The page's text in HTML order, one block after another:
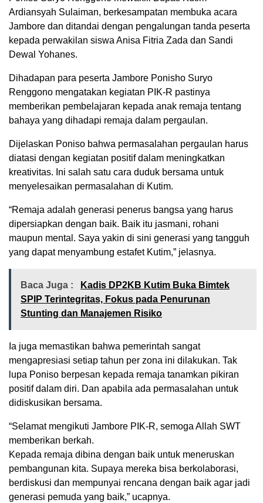
Ardiansyah Sulaiman, berkesampatan membuka acara
Jambore dan ditandai dengan pengalungan tanda peserta
kepada perwakilan siswa Anisa Fitria Zada dan Sandi
Dewal Yohanes.
Dihadapan para peserta Jambore Ponisho Suryo
Renggono mengatakan kegiatan PIK-R pastinya
memberikan pembelajaran kepada anak remaja tentang
bahaya yang dihadapi remaja dalam pergaulan.
Dijelaskan Poniso bahwa permasalahan pergaulan harus
diatasi dengan kegiatan positif dalam meningkatkan
kreativitas. Ini salah satu cara duduk bersama untuk
menyelesaikan permasalahan di Kutim.
“Remaja adalah generasi penerus bangsa yang harus
dipersiapkan dengan baik. Baik itu jasmani, rohani
maupun mental. Saya yakin di sini generasi yang tangguh
yang dapat menyambung estafet Kutim,” jelasnya.
Baca Juga :
Kadis DP2KB Kutim Buka Bimtek
SPIP Terintegritas, Fokus pada Penurunan
Stunting dan Manajemen Risiko
Ia juga memastikan bahwa pemerintah sangat
mengapresiasi setiap tahun per zona ini dilakukan. Tak
lupa Poniso berpesan kepada remaja tanamkan pikiran
positif dalam diri. Dan apabila ada permasalahan untuk
didiskusikan bersama.
“Selamat mengikuti Jambore PIK-R, semoga Allah SWT
memberikan berkah.
Kepada remaja dibina dengan baik untuk meneruskan
pembangunan kita. Supaya mereka bisa berkolaborasi,
berdiskusi dan mempunyai rencana dengan baik agar jadi
generasi pemuda yang baik,” ucapnya.